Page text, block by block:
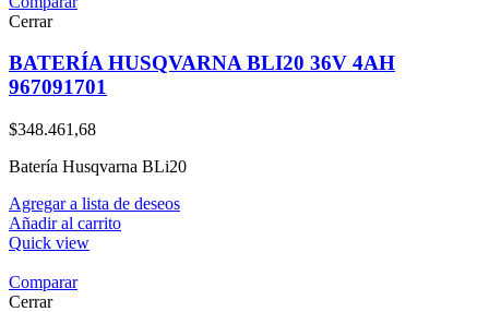
Cerrar
BATERÍA HUSQVARNA BLI20 36V 4AH
967091701
$348.461,68
Batería Husqvarna BLi20
Agregar a lista de deseos
Añadir al carrito
Quick view
Comparar
Cerrar